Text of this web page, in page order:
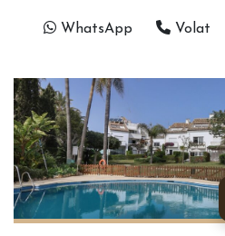
WhatsApp Volat